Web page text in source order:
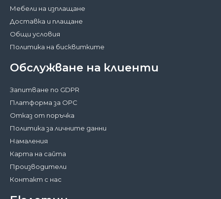
Мебели на изплащане
Доставка и плащане
Общи условия
Политика на бисквитките
Обслужване на клиенти
Запитване по GDPR
Платформа за ОРС
Отказ от поръчка
Политика за личните данни
Намаления
Карта на сайта
Производители
Контакт с нас